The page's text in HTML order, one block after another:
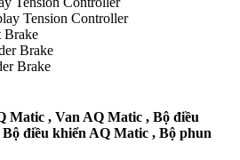
Tension Controller
Brake
Brake
Brake
Matic , Van AQ Matic , Bộ điều
điều khiển AQ Matic , Bộ phun